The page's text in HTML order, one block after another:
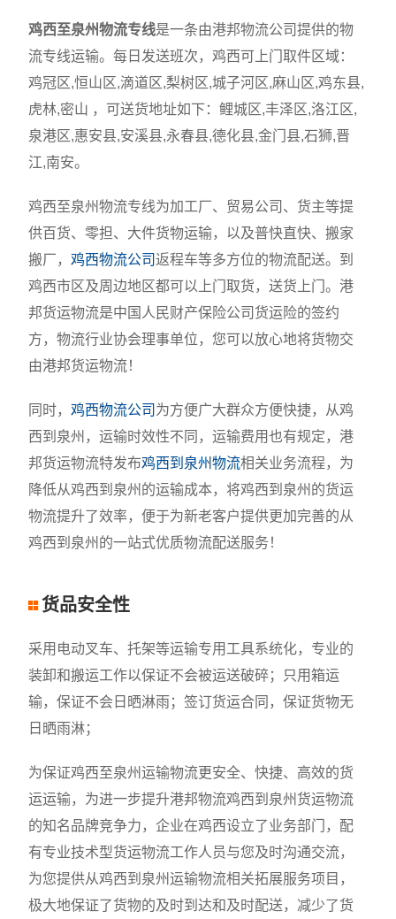
鸡西至泉州物流专线是一条由港邦物流公司提供的物
流专线运输。每日发送班次，鸡西可上门取件区域：
鸡冠区,恒山区,滴道区,梨树区,城子河区,麻山区,鸡东县,
虎林,密山 ，可送货地址如下：鲤城区,丰泽区,洛江区,
泉港区,惠安县,安溪县,永春县,德化县,金门县,石狮,晋
江,南安。
鸡西至泉州物流专线为加工厂、贸易公司、货主等提
供百货、零担、大件货物运输，以及普快直快、搬家
搬厂，鸡西物流公司返程车等多方位的物流配送。到
鸡西市区及周边地区都可以上门取货，送货上门。港
邦货运物流是中国人民财产保险公司货运险的签约
方，物流行业协会理事单位，您可以放心地将货物交
由港邦货运物流！
同时，鸡西物流公司 为方便广大群众方便快捷，从鸡
西到泉州，运输时效性不同，运输费用也有规定，港
邦货运物流特发布鸡西到泉州物流相关业务流程，为
降低从鸡西到泉州的运输成本，将鸡西到泉州的货运
物流提升了效率，便于为新老客户提供更加完善的从
鸡西到泉州的一站式优质物流配送服务！
货品安全性
采用电动叉车、托架等运输专用工具系统化，专业的
装卸和搬运工作以保证不会被运送破碎；只用箱运
输，保证不会日晒淋雨；签订货运合同，保证货物无
日晒雨淋；
为保证鸡西至泉州运输物流更安全、快捷、高效的货
运运输，为进一步提升港邦物流鸡西到泉州货运物流
的知名品牌竞争力，企业在鸡西设立了业务部门，配
有专业技术型货运物流工作人员与您及时沟通交流，
为您提供从鸡西到泉州运输物流相关拓展服务项目，
极大地保证了货物的及时到达和及时配送，减少了货